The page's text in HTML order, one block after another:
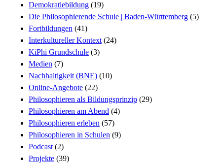
Demokratiebildung (19)
Die Philosophierende Schule | Baden-Württemberg (5)
Fortbildungen (41)
Interkultureller Kontext(24)
KiPhi Grundschule (3)
Medien (7)
Nachhaltigkeit (BNE) (10)
Online-Angebote (22)
Philosophieren als Bildungsprinzip (29)
Philosophieren am Abend (4)
Philosophieren erleben (57)
Philosophieren in Schulen (9)
Podcast(2)
Projekte (39)